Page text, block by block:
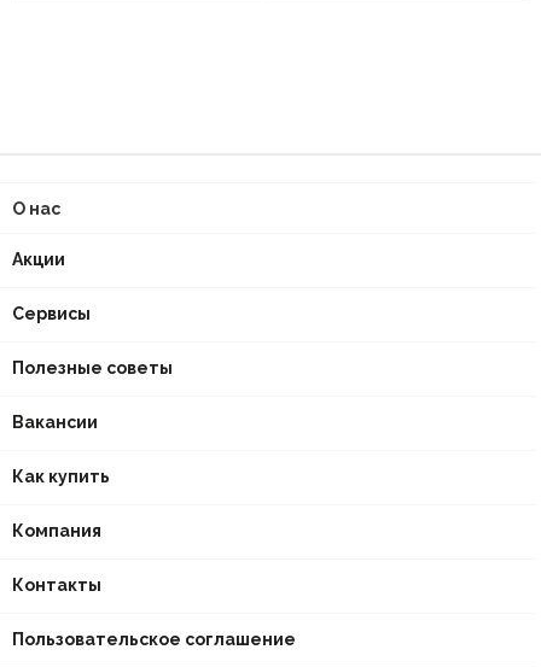
О нас
Акции
Сервисы
Полезные советы
Вакансии
Как купить
Компания
Контакты
Пользовательское соглашение